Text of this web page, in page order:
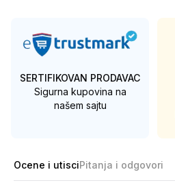
SERTIFIKOVAN PRODAVAC
Sigurna kupovina na
našem sajtu
Ocene i utisciPitanja i odgovori